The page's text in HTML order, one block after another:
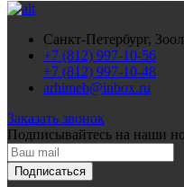
Санкт-Петербург,
+7 (812) 997-10-56
+7 (812) 997-10-48
arhimeb@inbox.ru
Заказать звонок
Подписывайтесь на наши